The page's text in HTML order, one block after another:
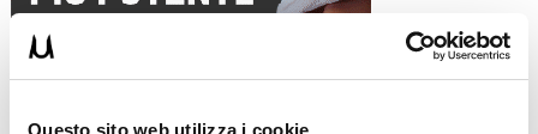
Questo sito web utilizza i cookie